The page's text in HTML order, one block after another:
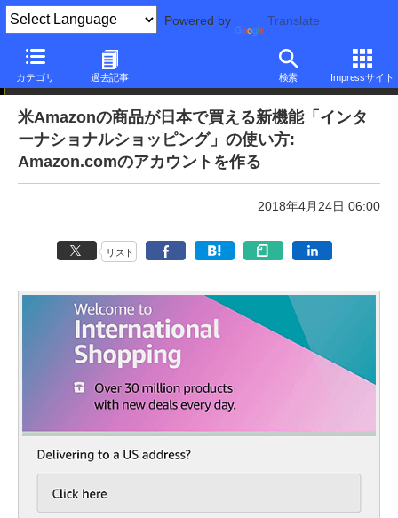
Powered by Translate
カテゴリ 過去記事 検索 Impressサイト
本日のできるネット
米Amazonの商品が日本で買える新機能「インタ
ーナショナルショッピング」の使い方:
Amazon.comのアカウントを作る
2018年4月24日 06:00
リスト